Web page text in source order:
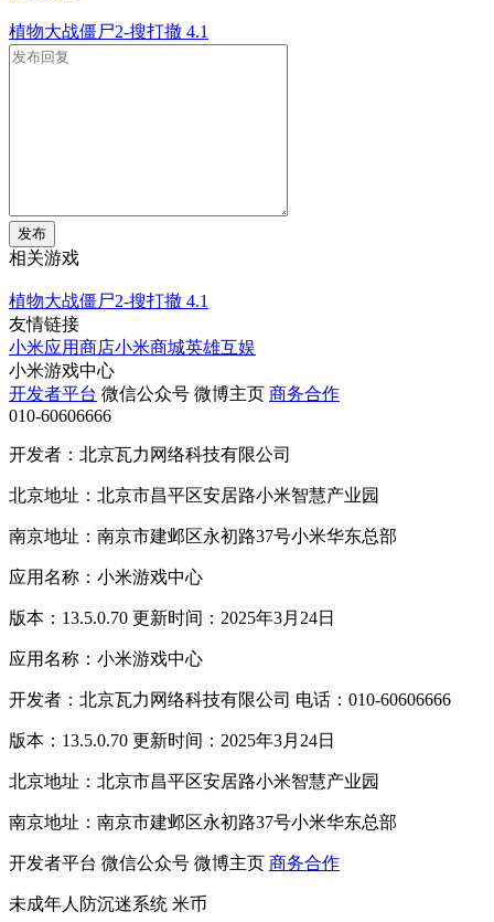
植物大战僵尸2-搜打撤 4.1
发布
相关游戏
植物大战僵尸2-搜打撤 4.1
友情链接
小米应用商店小米商城英雄互娱
小米游戏中心
开发者平台 微信公众号 微博主页 商务合作
010-60606666
开发者：北京瓦力网络科技有限公司
北京地址：北京市昌平区安居路小米智慧产业园
南京地址：南京市建邺区永初路37号小米华东总部
应用名称：小米游戏中心
版本：13.5.0.70 更新时间：2025年3月24日
应用名称：小米游戏中心
开发者：北京瓦力网络科技有限公司 电话：010-60606666
版本：13.5.0.70 更新时间：2025年3月24日
北京地址：北京市昌平区安居路小米智慧产业园
南京地址：南京市建邺区永初路37号小米华东总部
开发者平台 微信公众号 微博主页 商务合作
未成年人防沉迷系统 米币